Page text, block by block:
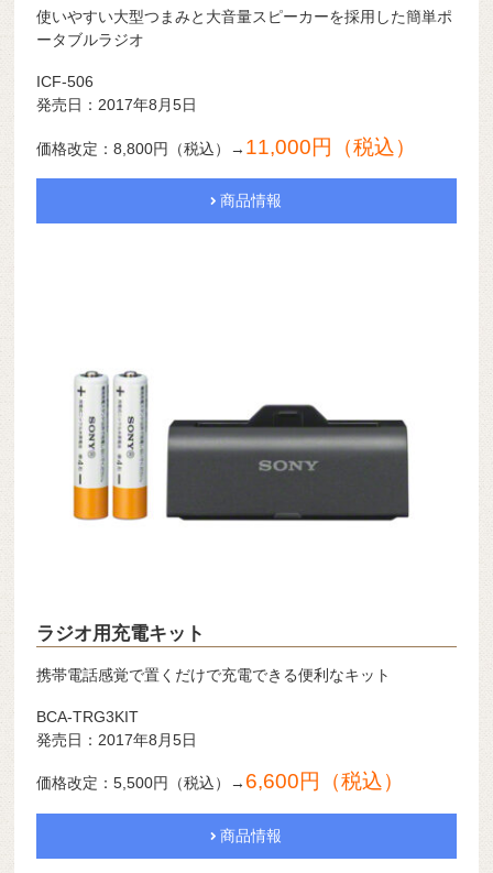
使いやすい大型つまみと大音量スピーカーを採用した簡単ポ
ータブルラジオ
ICF-506
発売日：2017年8月5日
価格改定：8,800円（税込）→ 11,000円（税込）
商品情報
ラジオ用充電キット
携帯電話感覚で置くだけで充電できる便利なキット
BCA-TRG3KIT
発売日：2017年8月5日
価格改定：5,500円（税込）→ 6,600円（税込）
商品情報